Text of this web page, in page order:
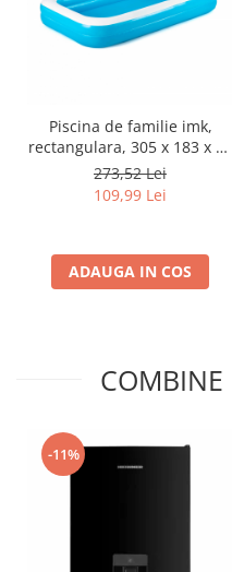
Piscina de familie imk,
rectangulara, 305 x 183 x 46
cm
273,52 Lei
109,99 Lei
ADAUGA IN COS
COMBINE
-11%